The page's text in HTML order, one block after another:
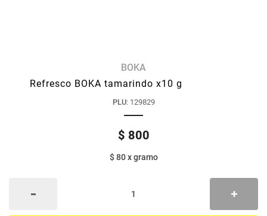
BOKA
Refresco BOKA tamarindo x10 g
PLU: 129829
$ 800
$ 80xgramo